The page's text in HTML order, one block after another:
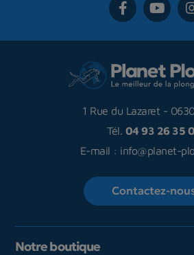
1 Rue du Lazaret -
Tél. 04 93 26 35
E-mail : info@planet-
Contactez-
Notre boutique